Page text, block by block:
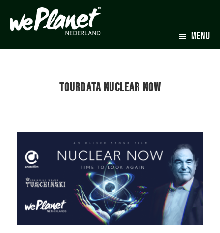
MENU
TOURDATA NUCLEAR NOW